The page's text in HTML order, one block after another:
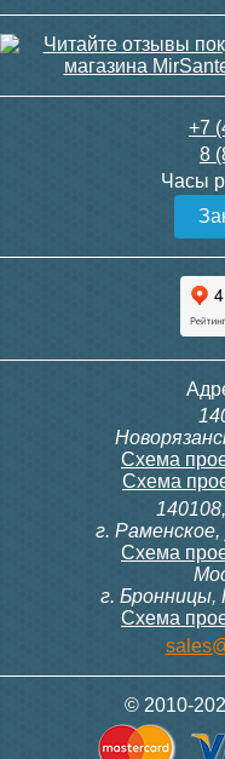
+7
8
Часы
Схема
Схема
г.
Схема
г. Бронницы,
Схема
© 2010-